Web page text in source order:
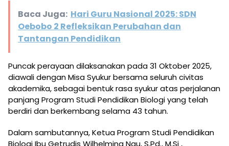
Baca Juga: Hari Guru Nasional 2025: SDN
Oebobo 2 Refleksikan Perubahan dan
Tantangan Pendidikan
Puncak perayaan dilaksanakan pada 31 Oktober 2025,
diawali dengan Misa Syukur bersama seluruh civitas
akademika, sebagai bentuk rasa syukur atas perjalanan
panjang Program Studi Pendidikan Biologi yang telah
berdiri dan berkembang selama 43 tahun.
Dalam sambutannya, Ketua Program Studi Pendidikan
Biologi Ibu Getrudis Wilhelmina Nau, S.Pd., M.Si ,